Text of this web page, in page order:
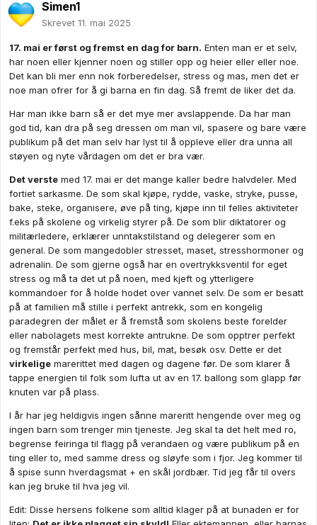
oss finstasen så fort vi kommer hjem - vårt barn hater å gå i
bunad - og mor er heller ikke så glad i det - så den forsvinner
raskt av så fort vi kommer hjem,
Så hva er det å like med denne dagen? Jeg spør fordi jeg aldri
har funnet noen glede ved den - ikke vår datter heller - og
mor i huset har vel et slags anstrengt forhold til dagen der det
gjelder å pusse bunadssølv og gjøre seg presentabel - og så
komme seg så fort som mulig hjem etterpå for å kaste all
finstasen av seg.
Hadde vi kunne velge hadde vi sikkert reist bort - og i fjor så
reiste vi faktisk bort 17 mai - det var det beste vi noen gang
har gjort. Vi var i London og storkoste oss. Og jeg har i mine
yngre dager også gått på ski på fjellet denne dagen - det var
en fantastisk dag der man kunne nyte Norge i all sin prakt.
Men barnetog,orkester,flagg,grillmat,iskrem..........nei æsj.......
Simen1
Skrevet 11. mai 2025
17. mai er først og fremst en dag for barn. Enten man er et selv,
har noen eller kjenner noen og stiller opp og heier eller eller noe.
Det kan bli mer enn nok forberedelser, stress og mas, men det er
noe man ofrer for å gi barna en fin dag. Så fremt de liker det da.
Har man ikke barn så er det mye mer avslappende. Da har man
god tid, kan dra på seg dressen om man vil, spasere og bare være
publikum på det man selv har lyst til å oppleve eller dra unna all
støyen og nyte vårdagen om det er bra vær.
Det verste med 17. mai er det mange kaller bedre halvdeler. Med
fortiet sarkasme. De som skal kjøpe, rydde, vaske, stryke, pusse,
bake, steke, organisere, øve på ting, kjøpe inn til felles aktiviteter
f.eks på skolene og virkelig styrer på. De som blir diktatorer og
militærledere, erklærer unntakstilstand og delegerer som en
general. De som mangedobler stresset, maset, stresshormoner og
adrenalin. De som gjerne også har en overtrykksventil for eget
stress og må ta det ut på noen, med kjeft og ytterligere
kommandoer for å holde hodet over vannet selv. De som er besatt
på at familien må stille i perfekt antrekk, som en kongelig
paradegren der målet er å fremstå som skolens beste forelder
eller nabolagets mest korrekte antrukne. De som opptrer perfekt
og fremstår perfekt med hus, bil, mat, besøk osv. Dette er det
virkelige marerittet med dagen og dagene før. De som klarer å
tappe energien til folk som lufta ut av en 17. ballong som glapp før
knuten var på plass.
I år har jeg heldigvis ingen sånne mareritt hengende over meg og
ingen barn som trenger min tjeneste. Jeg skal ta det helt med ro,
begrense feiringa til flagg på verandaen og være publikum på en
ting eller to, med samme dress og sløyfe som i fjor. Jeg kommer til
å spise sunn hverdagsmat + en skål jordbær. Tid jeg får til overs
kan jeg bruke til hva jeg vil.
Edit: Disse hersens folkene som alltid klager på at bunaden er for